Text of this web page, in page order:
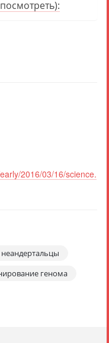
2016/03/16/science.
неандертальцы
генома